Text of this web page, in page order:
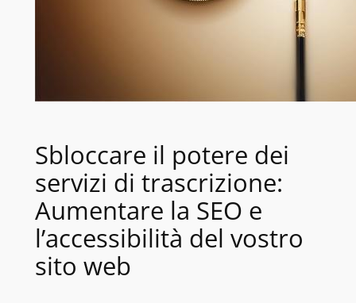
Sbloccare il potere dei
servizi di trascrizione:
Aumentare la SEO e
l’accessibilità del vostro
sito web